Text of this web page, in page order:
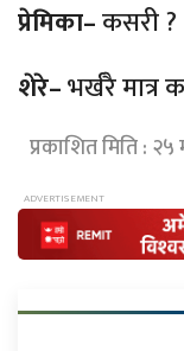
प्रेमिका–कसरी ?
शेरे–भर्खरै मात्र
प्रकाशित मिति :